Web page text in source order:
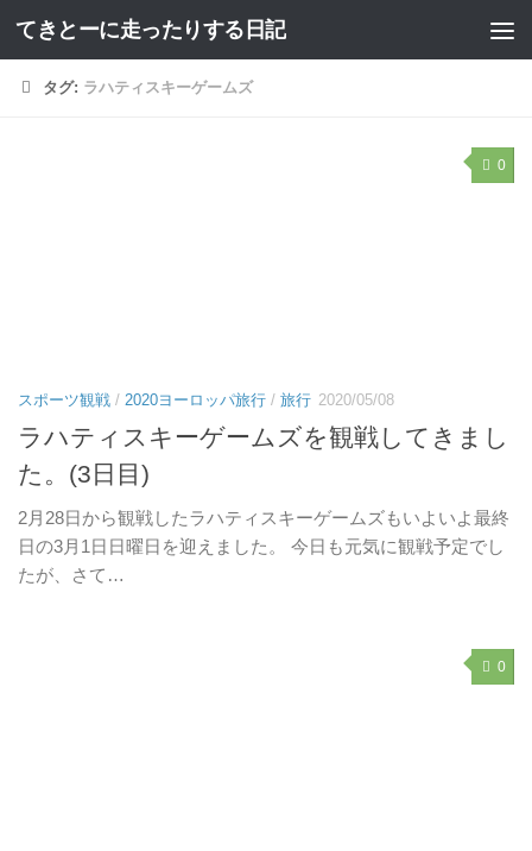
コンテンツへスキップ
てきとーに走ったりする日記
タグ: ラハティスキーゲームズ
0
スポーツ観戦 / 2020ヨーロッパ旅行 / 旅行 2020/05/08
ラハティスキーゲームズを観戦してきまし
た。(3日目)
2月28日から観戦したラハティスキーゲームズもいよいよ最終
日の3月1日日曜日を迎えました。 今日も元気に観戦予定でし
たが、さて…
0